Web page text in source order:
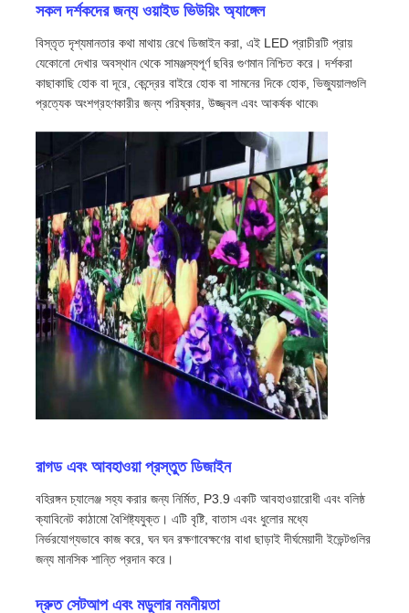
বাড়ি
ভিডিও
ভিআর শো
আমাদের সম্পর্কে
কারখানা পরিদর্শন
খবর
মামলা
সকল দর্শকদের জন্য ওয়াইড ভিউয়িং অ্যাঙ্গেল
বিস্তৃত দৃশ্যমানতার কথা মাথায় রেখে ডিজাইন করা, এই LED প্রাচীরটি প্রায়
যেকোনো দেখার অবস্থান থেকে সামঞ্জস্যপূর্ণ ছবির গুণমান নিশ্চিত করে। দর্শকরা
কাছাকাছি হোক বা দূরে, কেন্দ্রের বাইরে হোক বা সামনের দিকে হোক, ভিজ্যুয়ালগুলি
প্রত্যেক অংশগ্রহণকারীর জন্য পরিষ্কার, উজ্জ্বল এবং আকর্ষক থাকে৷
রাগড এবং আবহাওয়া প্রস্তুত ডিজাইন
বহিরঙ্গন চ্যালেঞ্জ সহ্য করার জন্য নির্মিত, P3.9 একটি আবহাওয়ারোধী এবং বলিষ্ঠ
ক্যাবিনেট কাঠামো বৈশিষ্ট্যযুক্ত। এটি বৃষ্টি, বাতাস এবং ধুলোর মধ্যে
নির্ভরযোগ্যভাবে কাজ করে, ঘন ঘন রক্ষণাবেক্ষণের বাধা ছাড়াই দীর্ঘমেয়াদী ইভেন্টগুলির
জন্য মানসিক শান্তি প্রদান করে।
দ্রুত সেটআপ এবং মডুলার নমনীয়তা